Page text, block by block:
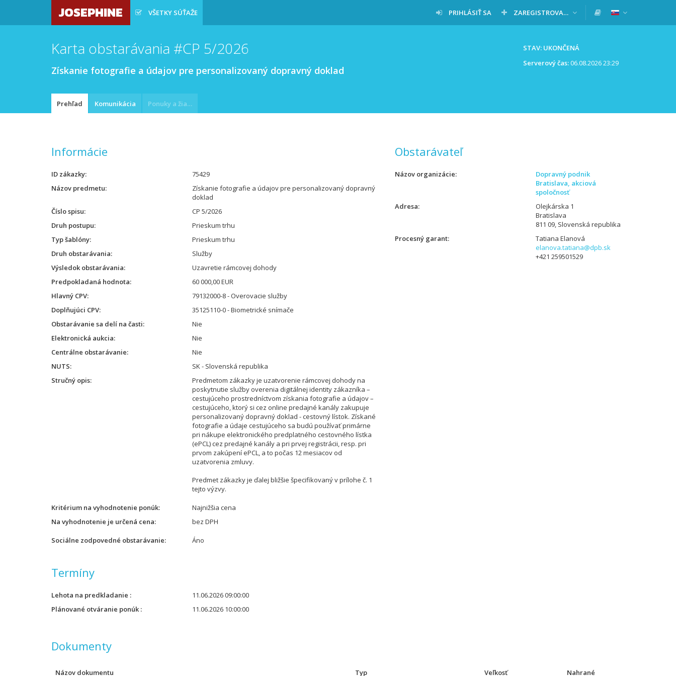
JOSEPHINE VŠETKY SÚŤAŽE PRIHLÁSIŤ SA ZAREGISTROVAŤ SA
STAV: UKONČENÁ
Serverový čas:06.08.2026 23:29
Karta obstarávania #CP 5/2026
Získanie fotografie a údajov pre personalizovaný dopravný doklad
Prehľad Komunikácia Ponuky a žiadosti
Informácie
ID zákazky
75429
Názov predmetu
Získanie fotografie a údajov pre personalizovaný dopravný
doklad
Číslo spisu
CP 5/2026
Druh postupu
Prieskum trhu
Typ šablóny
Prieskum trhu
Druh obstarávania
Služby
Výsledok obstarávania
Uzavretie rámcovej dohody
Predpokladaná hodnota
60 000,00 EUR
Hlavný CPV
79132000-8 - Overovacie služby
Doplňujúci CPV
35125110-0 - Biometrické snímače
Obstarávanie sa delí na časti
Nie
Elektronická aukcia
Nie
Centrálne obstarávanie
Nie
NUTS
SK - Slovenská republika
Stručný opis
Predmetom zákazky je uzatvorenie rámcovej dohody na
poskytnutie služby overenia digitálnej identity zákazníka –
cestujúceho prostredníctvom získania fotografie a údajov –
cestujúceho, ktorý si cez online predajné kanály zakupuje
personalizovaný dopravný doklad - cestovný lístok. Získané
fotografie a údaje cestujúceho sa budú používať primárne
pri nákupe elektronického predplatného cestovného lístka
(ePCL) cez predajné kanály a pri prvej registrácii, resp. pri
prvom zakúpení ePCL, a to počas 12 mesiacov od
uzatvorenia zmluvy.
Predmet zákazky je ďalej bližšie špecifikovaný v prílohe č. 1
tejto výzvy.
Kritérium na vyhodnotenie ponúk
Najnižšia cena
Na vyhodnotenie je určená cena
bez DPH
Sociálne zodpovedné obstarávanie Áno
Termíny
Lehota na predkladanie
11.06.2026 09:00:00
Plánované otváranie ponúk
11.06.2026 10:00:00
Obstarávateľ
Názov organizácie
Dopravný podnik
Bratislava, akciová
spoločnosť
Adresa
Olejkárska 1
Bratislava
811 09, Slovenská republika
Procesný garant
Tatiana Elanová
elanova.tatiana@dpb.sk
+421 259501529
Dokumenty
Názov dokumentu Typ Veľkosť Nahrané